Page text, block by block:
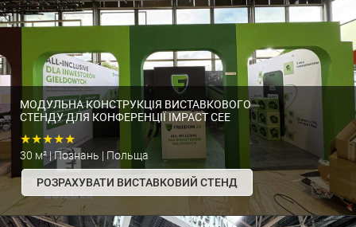
МОДУЛЬНА КОНСТРУКЦІЯ ВИСТАВКОВОГО
СТЕНДУ ДЛЯ КОНФЕРЕНЦІЇ IMPACT CEE
★★★★★
30 м² | Познань | Польща
РОЗРАХУВАТИ ВИСТАВКОВИЙ СТЕНД